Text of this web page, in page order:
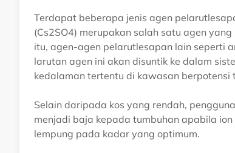
Terdapat beberapa jenis agen
(Cs2SO4) merupakan salah satu agen
itu, agen-agen pelarutlesapan lain seperti
larutan agen ini akan disuntik ke dalam
kedalaman tertentu di kawasan berpotensi
Selain daripada kos yang rendah,
menjadi baja kepada tumbuhan apabila
lempung pada kadar yang optimum.